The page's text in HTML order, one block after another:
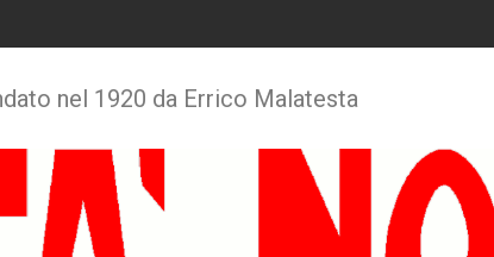
nel 1920 da Errico Malatesta